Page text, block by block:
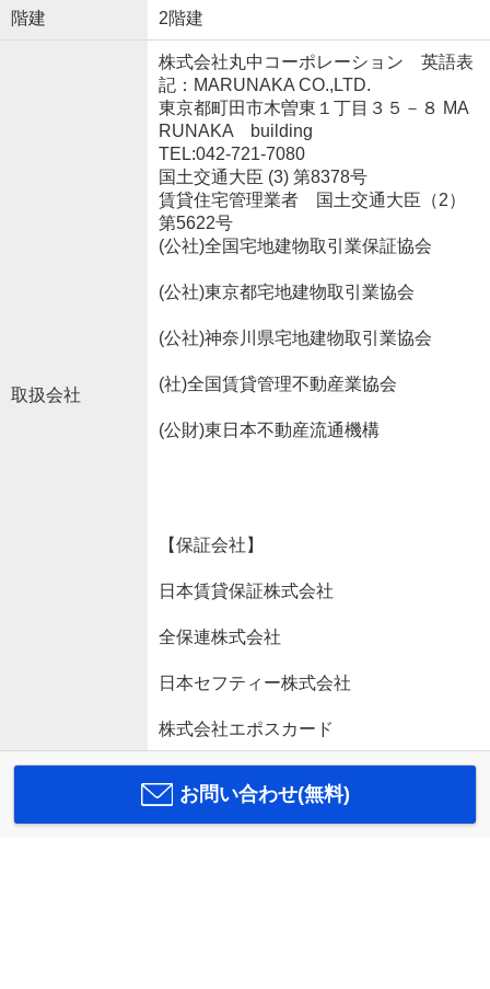
階建 2階建
取扱会社
株式会社丸中コーポレーション 英語表
記：MARUNAKA CO.,LTD.
東京都町田市木曽東１丁目３５－８ MA
RUNAKA building
TEL:042-721-7080
国土交通大臣 (3) 第8378号
賃貸住宅管理業者 国土交通大臣（2）
第5622号
(公社)全国宅地建物取引業保証協会
(公社)東京都宅地建物取引業協会
(公社)神奈川県宅地建物取引業協会
(社)全国賃貸管理不動産業協会
(公財)東日本不動産流通機構
【保証会社】
日本賃貸保証株式会社
全保連株式会社
日本セフティー株式会社
株式会社エポスカード
お問い合わせ(無料)